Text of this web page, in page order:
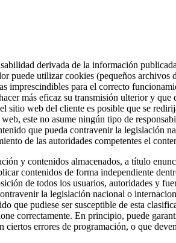
derivada de la información
puede utilizar cookies (pequeños
imprescindibles para el correcto
más eficaz su transmisión ulterior y
sitio web del cliente es posible que se
este no asume ningún tipo de
que pueda contravenir la legislación
de las autoridades competentes el
y contenidos almacenados, a título
contenidos de forma independiente
de todos los usuarios, autoridades y
la legislación nacional o
que pudiese ser susceptible de esta
correctamente. En principio, puede
errores de programación, o que